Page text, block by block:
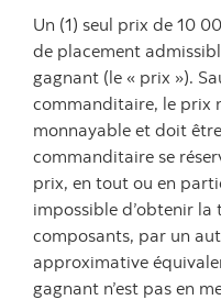
Un (1) seul prix de 10
de placement
gagnant (le « prix »).
commanditaire, le prix
monnayable et doit
commanditaire se
prix, en tout ou en
impossible d’obtenir
composants, par un
approximative
gagnant n’est pas en